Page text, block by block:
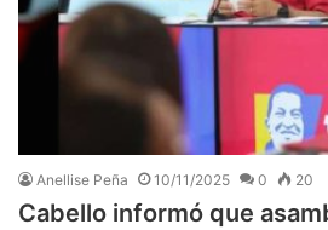
Anellise Peña 10/11/2025 0 20
Cabello informó que